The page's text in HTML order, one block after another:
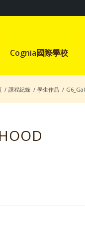
Cognia國際學校
/ 課程紀錄 / 學生作品 /